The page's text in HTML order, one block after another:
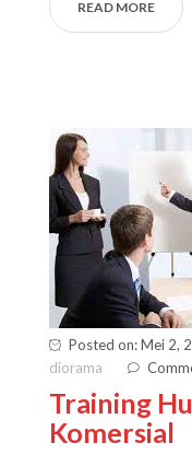
READ MORE
Posted on: Mei 2,
diorama
Training
Komersial